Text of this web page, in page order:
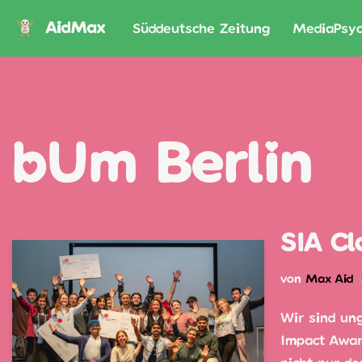
AidMax Süddeutsche Zeitung
bUm Berlin
SIA
von Max Aid
Wir sind
Impact